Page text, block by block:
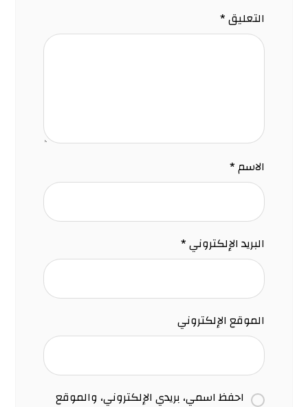
التعليق*
الاسم*
البريد الإلكتروني*
الموقع الإلكتروني
احفظ اسمي، بريدي الإلكتروني، والموقع